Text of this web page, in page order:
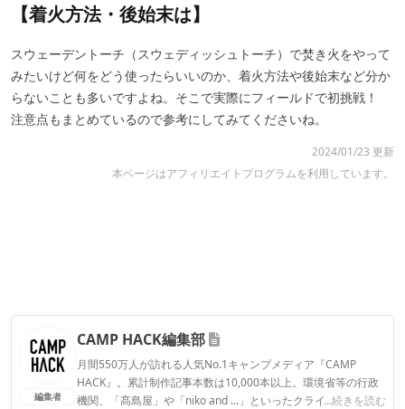
【着火方法・後始末は】
スウェーデントーチ（スウェディッシュトーチ）で焚き火をやって
みたいけど何をどう使ったらいいのか、着火方法や後始末など分か
らないことも多いですよね。そこで実際にフィールドで初挑戦！
注意点もまとめているので参考にしてみてくださいね。
2024/01/23 更新
本ページはアフィリエイトプログラムを利用しています。
編集者
CAMP HACK編集部
月間550万人が訪れる人気No.1キャンプメディア『CAMP
HACK』。累計制作記事本数は10,000本以上。環境省等の行政
機関、「髙島屋」や「niko and ...」といったクライアントとの
...続きを読む